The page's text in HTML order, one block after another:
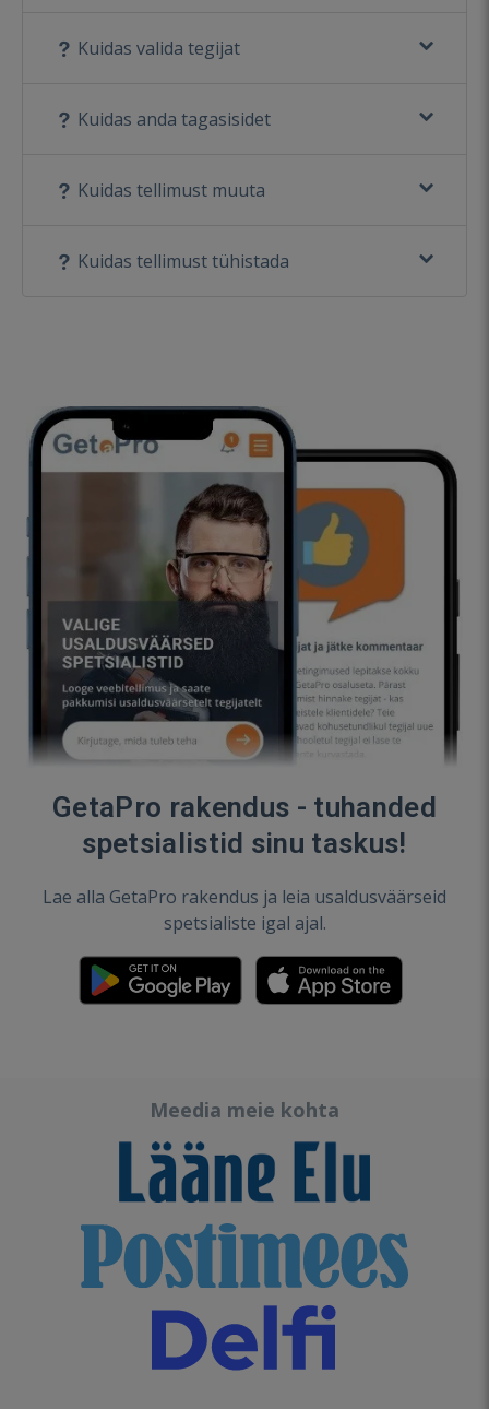
Kuidas valida tegijat
Kuidas anda tagasisidet
Kuidas tellimust muuta
Kuidas tellimust tühistada
GetaPro rakendus - tuhanded
spetsialistid sinu taskus!
Lae alla GetaPro rakendus ja leia usaldusväärseid
spetsialiste igal ajal.
Meedia meie kohta